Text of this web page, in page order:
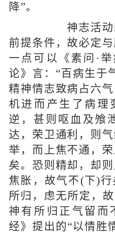
降”。
神志活动
前提条件，故必定
一点可以《素问·
论》言：“百病生于
精神情志致病占六
机进而产生了病理
逆，甚则呕血及飧
达，荣卫通利，则
举，而上焦不通，
矣。恐则精却，却
焦胀，故气不(下)行
所归，虑无所定，
神有所归正气留而
经》提出的“以情胜